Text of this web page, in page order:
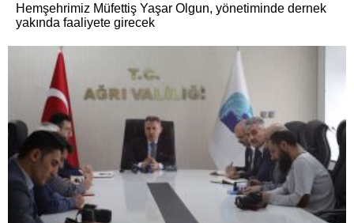
Hemşehrimiz Müfettiş Yaşar Olgun, yönetiminde dernek
yakında faaliyete girecek